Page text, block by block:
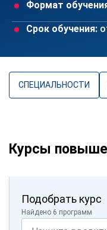
Формат
Срок обучения:
СПЕЦИАЛЬНОСТИ
Курсы
Подобрать курс
Найдено 6 программ